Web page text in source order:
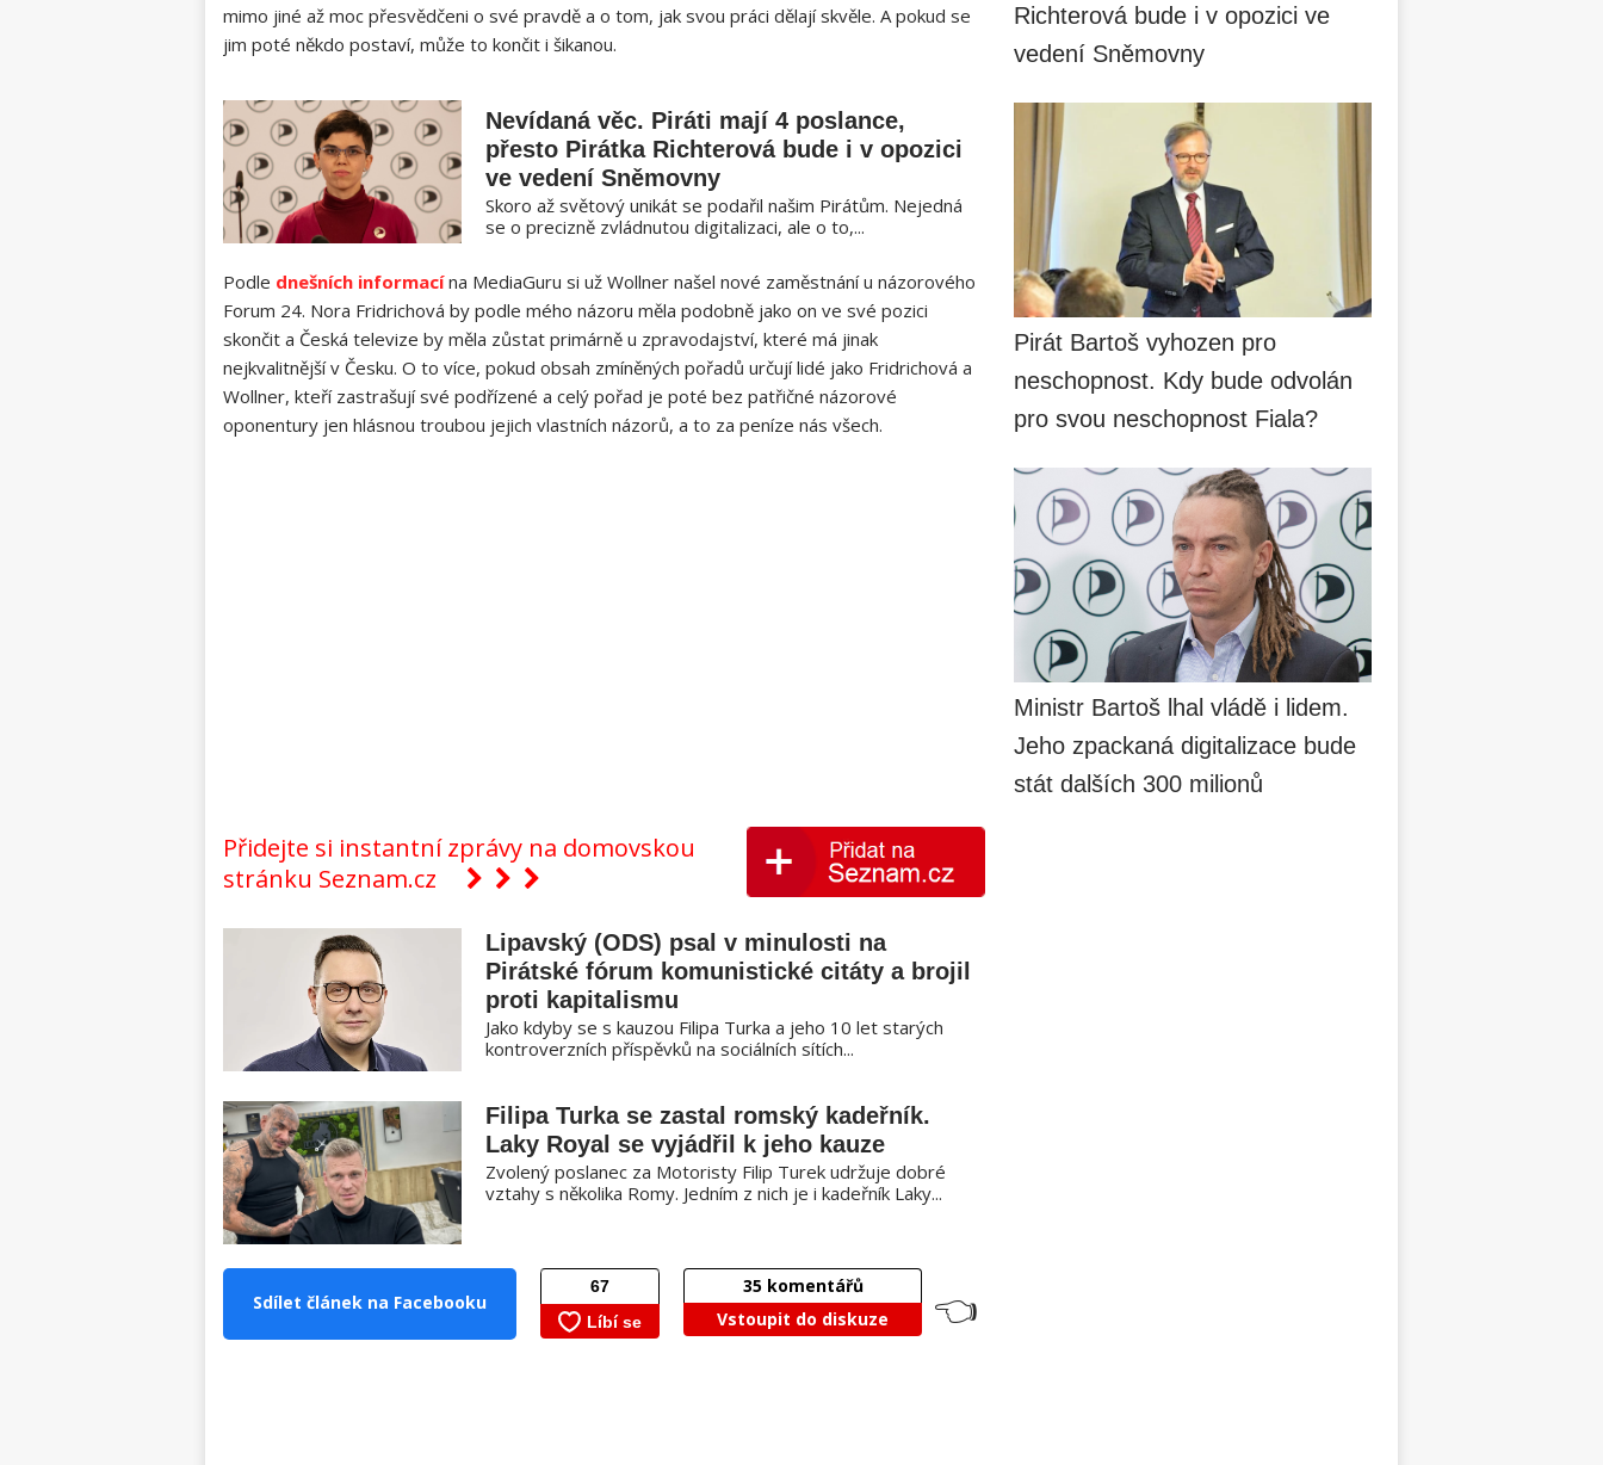
mimo jiné až moc přesvědčeni o své pravdě a o tom, jak svou práci dělají skvěle. A pokud se
jim poté někdo postaví, může to končit i šikanou.
Nevídaná věc. Piráti mají 4 poslance,
přesto Pirátka Richterová bude i v opozici
ve vedení Sněmovny
Skoro až světový unikát se podařil našim Pirátům. Nejedná
se o precizně zvládnutou digitalizaci, ale o to,...
Podle dnešních informacína MediaGuru si už Wollner našel nové zaměstnání u názorového
Forum 24. Nora Fridrichová by podle mého názoru měla podobně jako on ve své pozici
skončit a Česká televize by měla zůstat primárně u zpravodajství, které má jinak
nejkvalitnější v Česku. O to více, pokud obsah zmíněných pořadů určují lidé jako Fridrichová a
Wollner, kteří zastrašují své podřízené a celý pořad je poté bez patřičné názorové
oponentury jen hlásnou troubou jejich vlastních názorů, a to za peníze nás všech.
Přidejte si instantní zprávy na domovskou
stránku Seznam.cz
Lipavský (ODS) psal v minulosti na
Pirátské fórum komunistické citáty a brojil
proti kapitalismu
Jako kdyby se s kauzou Filipa Turka a jeho 10 let starých
kontroverzních příspěvků na sociálních sítích...
Filipa Turka se zastal romský kadeřník.
Laky Royal se vyjádřil k jeho kauze
Zvolený poslanec za Motoristy Filip Turek udržuje dobré
vztahy s několika Romy. Jedním z nich je i kadeřník Laky...
Sdílet článek na Facebooku
35komentářů
Vstoupit do diskuze
👈
Richterová bude i v opozici ve
vedení Sněmovny
Pirát Bartoš vyhozen pro
neschopnost. Kdy bude odvolán
pro svou neschopnost Fiala?
Ministr Bartoš lhal vládě i lidem.
Jeho zpackaná digitalizace bude
stát dalších 300 milionů